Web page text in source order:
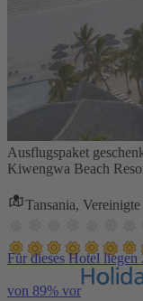
Ausflugspaket
Kiwengwa Beach
Tansania,
Für dieses Hotel
von 89% vor